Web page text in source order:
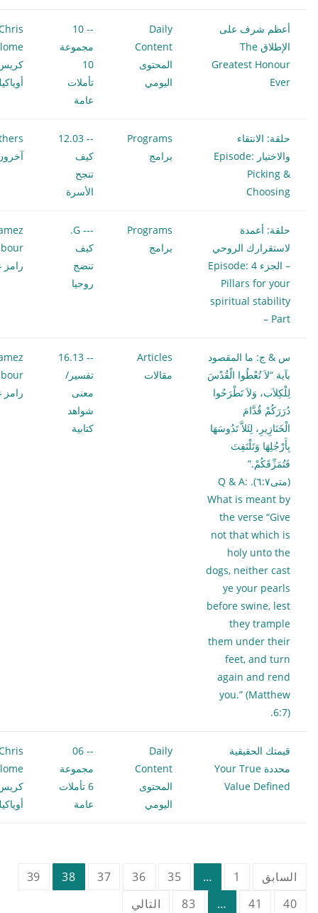
أعظم شرف على
الإطلاق The
Greatest Honour
Ever
Daily
Content
المحتوى
اليومي
-- 10
مجموعة
10
تأملات
عامة
حلقة: الانتقاء
والاختيار Episode:
Picking &
Choosing
Programs
برامج
-- 12.03
كيف
تنجح
الأسرة
حلقة: أعمدة
لاستقرارك الروحي
– الجزء 4 Episode:
Pillars for your
spiritual stability
– Part
Programs
برامج
--- G.
كيف
تنضج
روحيا
رامز
س & ج: ما المقصود
بآية “لاَ تُعْطُوا الْقُدْسَ
لِلْكِلاَب، وَلاَ تَطْرَحُوا
دُرَرَكُمْ قُدَّامَ
الْخَنَازِيرِ، لِئَلاَّ تَدُوسَهَا
بِأَرْجُلِهَا وَتَلْتَفِتَ
فَتُمَزِّقَكُمْ.”
(متى٦:٧). Q & A:
What is meant by
the verse “Give
not that which is
holy unto the
dogs, neither cast
ye your pearls
before swine, lest
they trample
them under their
feet, and turn
again and rend
you.” (Matthew
6:7).
Articles
مقالات
-- 16.13
تفسير/
معنى
شواهد
كتابية
رامز
قيمتك الحقيقية
محددة Your True
Value Defined
Daily
Content
المحتوى
اليومي
-- 06
مجموعة
6 تأملات
عامة
تعدد
صفحات
السابق 1
…
35
36
37
38
39
40
41
…
83 التالي